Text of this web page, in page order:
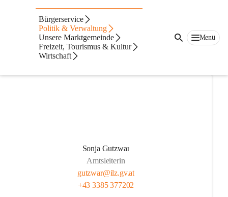
Bürgerservice
Politik & Verwaltung
Unsere Marktgemeinde
Freizeit, Tourismus & Kultur
Wirtschaft
Menü
Mitarbeiter/Abteilunge
Innendienst
Sonja Gutzwar
Amtsleiterin
gutzwar@ilz.gv.at
+43 3385 377202